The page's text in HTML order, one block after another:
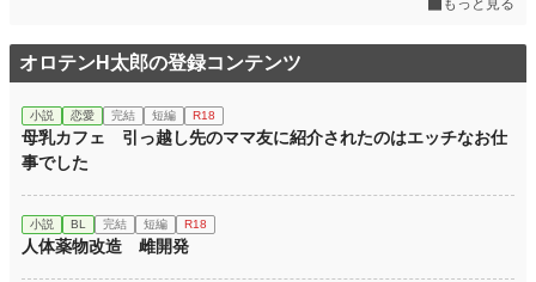
もっと見る
オロテンH太郎の登録コンテンツ
小説 恋愛 完結 短編 R18
母乳カフェ 引っ越し先のママ友に紹介されたのはエッチなお仕
事でした
小説 BL 完結 短編 R18
人体薬物改造 雌開発